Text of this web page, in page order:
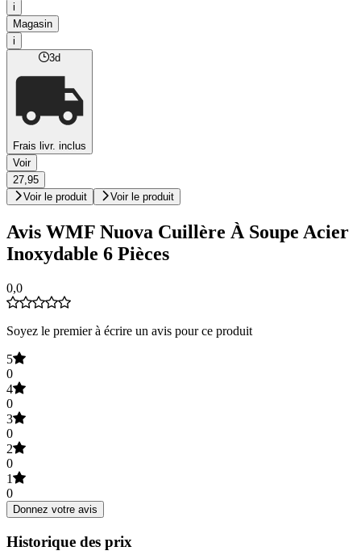
i
Magasin
i
3d
Frais livr. inclus
Voir
27,95
Voir le produit
Voir le produit
Avis WMF Nuova Cuillère À Soupe Acier
Inoxydable 6 Pièces
0,0
Soyez le premier à écrire un avis pour ce produit
5
0
4
0
3
0
2
0
1
0
Donnez votre avis
Historique des prix